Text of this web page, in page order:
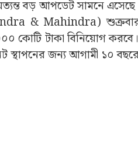
বড় আপডেট সামনে
& Mahindra)
কোটি টাকা বিনিয়োগ
স্থাপনের জন্য আগামী ১০